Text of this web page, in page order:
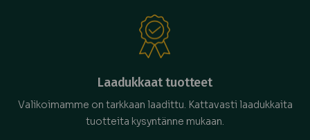
Laadukkaat tuotteet
Valikoimamme on tarkkaan laadittu. Kattavasti laadukkaita
tuotteita kysyntänne mukaan.